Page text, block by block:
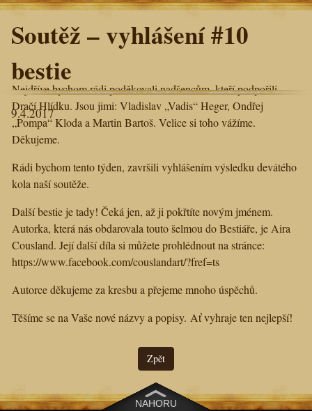
Soutěž – vyhlášení #10
bestie
9.4.2017
Nejdříve bychom rádi poděkovali nadšencům, kteří podpořili
Dračí Hlídku. Jsou jimi: Vladislav „Vadis“ Heger, Ondřej
„Pompa“ Kloda a Martin Bartoš. Velice si toho vážíme.
Děkujeme.
Rádi bychom tento týden, završili vyhlášením výsledku devátého
kola naší soutěže.
Další bestie je tady! Čeká jen, až ji pokřtíte novým jménem.
Autorka, která nás obdarovala touto šelmou do Bestiáře, je Aira
Cousland. Její další díla si můžete prohlédnout na stránce:
https://www.facebook.com/couslandart/?fref=ts
Autorce děkujeme za kresbu a přejeme mnoho úspěchů.
Těšíme se na Vaše nové názvy a popisy. Ať vyhraje ten nejlepší!
Zpět
NAHORU